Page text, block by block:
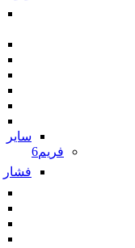
سایر
فریم6
فشار